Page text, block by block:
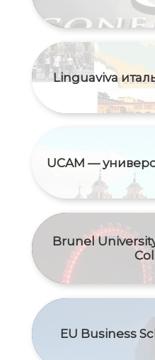
Linguaviva
UCAM —
Brunel
EU Business